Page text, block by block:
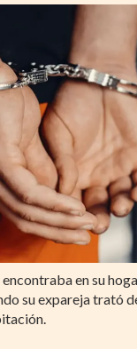
en su
su expareja trató